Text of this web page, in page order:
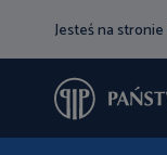
Jesteś na stronie